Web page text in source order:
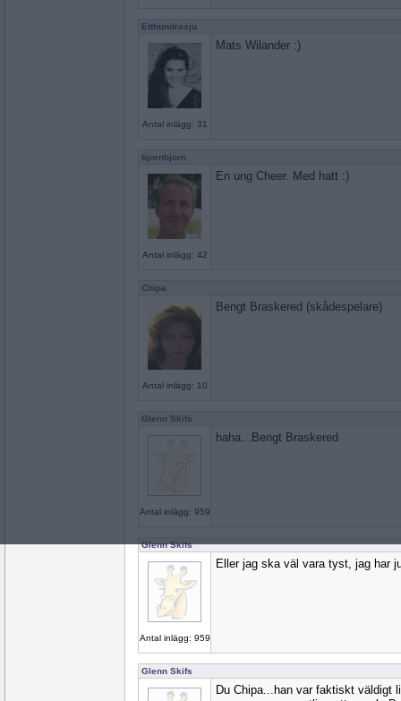
Etthundrasju
Antal inlägg: 31
Mats Wilander :)
bjornbjorn
Antal inlägg: 42
En ung Cheer. Med hatt :)
Chipa
Antal inlägg: 10
Bengt Braskered (skådespelare)
Glenn Skifs
Antal inlägg: 959
haha...Bengt Braskered
Glenn Skifs
Antal inlägg: 959
Eller jag ska väl vara tyst, jag har
Glenn Skifs
Du Chipa...han var faktiskt väldigt